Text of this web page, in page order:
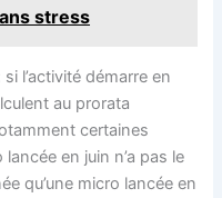
stress
l’activité démarre en
au prorata
certaines
en juin n’a pas le
qu’une micro lancée en